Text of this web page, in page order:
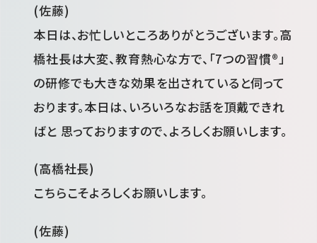
(佐藤)
本日は、お忙しいところありがとうございます。高
橋社長は大変、教育熱心な方で、「7つの習慣®」
の研修でも大きな効果を出されていると伺って
おります。本日は、いろいろなお話を頂戴できれ
ばと 思っておりますので、よろしくお願いします。
(高橋社長)
こちらこそよろしくお願いします。
(佐藤)